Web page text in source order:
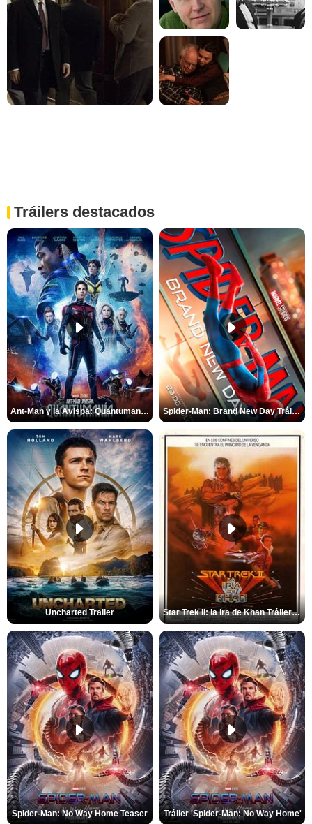
Tráilers destacados
Ant-Man y la Avispa: Quantumanía Tráiler (2) Spider-Man: Brand New Day Tráiler (3)
Uncharted Trailer Star Trek II: la ira de Khan Tráiler VO
Spider-Man: No Way Home Teaser Tráiler 'Spider-Man: No Way Home'